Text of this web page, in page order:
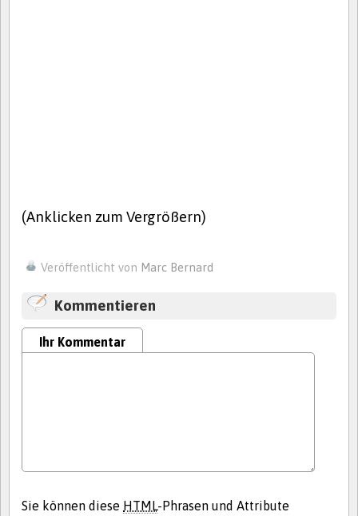
(Anklicken zum Vergrößern)
Veröffentlicht von Marc Bernard
Kommentieren
Ihr Kommentar
Sie können diese HTML-Phrasen und Attribute